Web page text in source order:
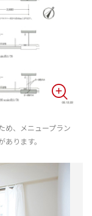
め、メニュープラン
ります。